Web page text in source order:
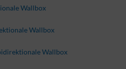
Wallbox
Wallbox
Wallbox